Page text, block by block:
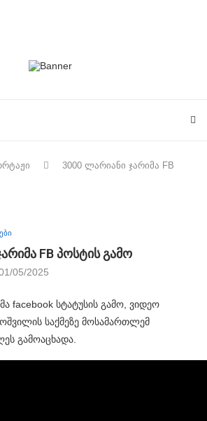
3000 ლარიანი ჯარიმა FB
FB პოსტის გამო
05/2025
facebook სტატუსის გამო, ვიდეო
საქმეზე მოსამართლემ
გამოაცხადა.